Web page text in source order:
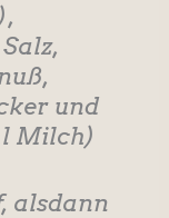
und
Milch)
alsdann